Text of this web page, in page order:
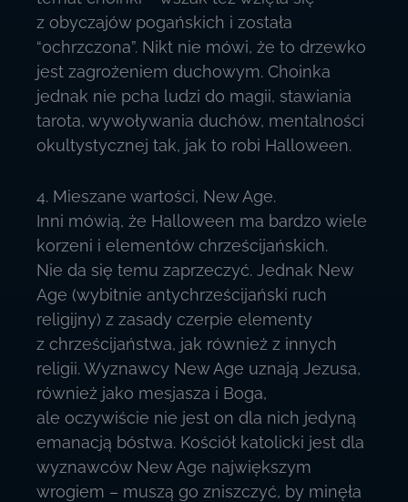
z obyczajów pogańskich i została
“ochrzczona”. Nikt nie mówi, że to drzewko
jest zagrożeniem duchowym. Choinka
jednak nie pcha ludzi do magii, stawiania
tarota, wywoływania duchów, mentalności
okultystycznej tak, jak to robi Halloween.
4. Mieszane wartości, New Age.
Inni mówią, że Halloween ma bardzo wiele
korzeni i elementów chrześcijańskich.
Nie da się temu zaprzeczyć. Jednak New
Age (wybitnie antychrześcijański ruch
religijny) z zasady czerpie elementy
z chrześcijaństwa, jak również z innych
religii. Wyznawcy New Age uznają Jezusa,
również jako mesjasza i Boga,
ale oczywiście nie jest on dla nich jedyną
emanacją bóstwa. Kościół katolicki jest dla
wyznawców New Age największym
wrogiem – muszą go zniszczyć, by minęła